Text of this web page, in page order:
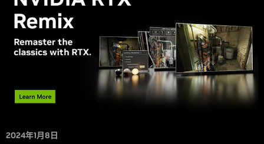
2024年1月8日